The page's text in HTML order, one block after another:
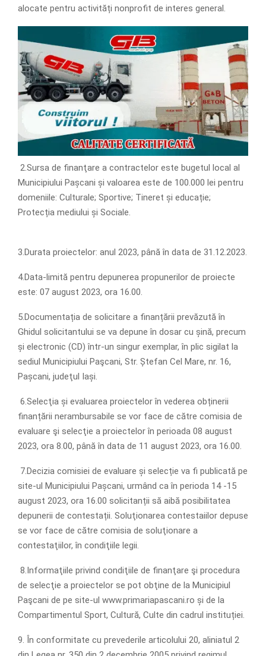
alocate pentru activități nonprofit de interes general.
2.Sursa de finanţare a contractelor este bugetul local al
Municipiului Pașcani și valoarea este de 100.000 lei pentru
domeniile: Culturale; Sportive; Tineret și educație;
Protecția mediului și Sociale.
3.Durata proiectelor: anul 2023, până în data de 31.12.2023.
4.Data-limită pentru depunerea propunerilor de proiecte
este: 07 august 2023, ora 16.00.
5.Documentația de solicitare a finanțării prevăzută în
Ghidul solicitantului se va depune în dosar cu șină, precum
și electronic (CD) într-un singur exemplar, în plic sigilat la
sediul Municipiului Paşcani, Str. Ștefan Cel Mare, nr. 16,
Pașcani, judeţul Iași.
6.Selecţia și evaluarea proiectelor în vederea obținerii
finanțării nerambursabile se vor face de către comisia de
evaluare şi selecţie a proiectelor în perioada 08 august
2023, ora 8.00, până în data de 11 august 2023, ora 16.00.
7.Decizia comisiei de evaluare și selecție va fi publicată pe
site-ul Municipiului Pașcani, urmând ca în perioda 14 -15
august 2023, ora 16.00 solicitanții să aibă posibilitatea
depunerii de contestații. Soluţionarea contestaiilor depuse
se vor face de către comisia de soluţionare a
contestaţiilor, în condiţiile legii.
8.Informaţiile privind condiţiile de finanţare şi procedura
de selecţie a proiectelor se pot obţine de la Municipiul
Paşcani de pe site-ul www.primariapascani.ro și de la
Compartimentul Sport, Cultură, Culte din cadrul instituției.
9. În conformitate cu prevederile articolului 20, aliniatul 2